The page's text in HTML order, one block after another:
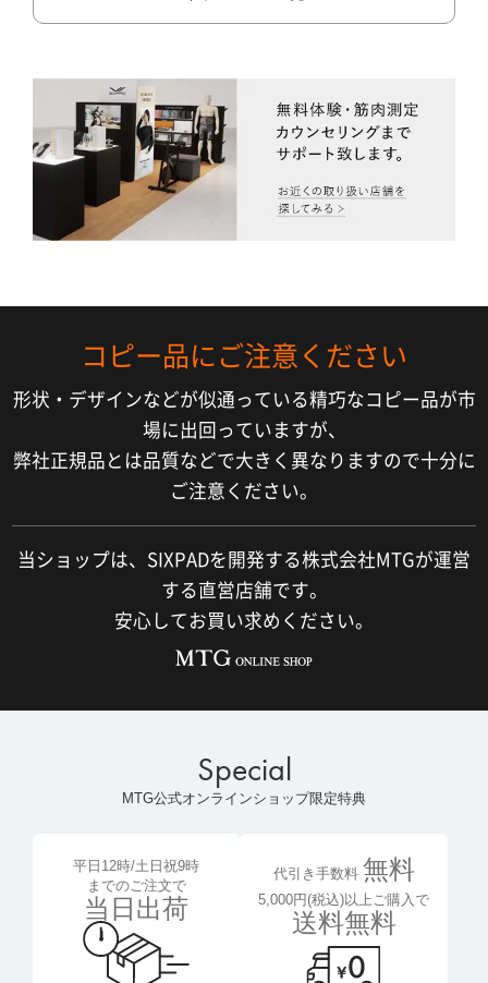
コピー品にご注意ください
形状・デザインなどが似通っている精巧なコピー品が市
場に出回っていますが、
弊社正規品とは品質などで大きく異なりますので十分に
ご注意ください。
当ショップは、SIXPADを開発する株式会社MTGが運営
する直営店舗です。
安心してお買い求めください。
Special
MTG公式オンラインショップ限定特典
平日12時/土日祝9時
までのご注文で
当日出荷
代引き手数料 無料
5,000円(税込)以上ご購入で
送料無料